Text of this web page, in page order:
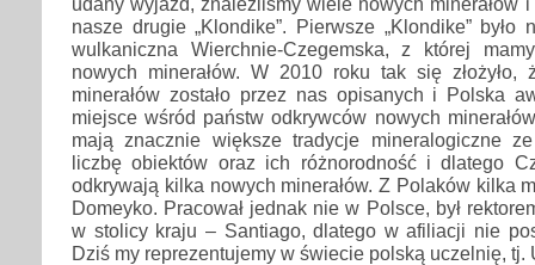
nasze drugie „Klondike”. Pierwsze „Klondike”
wulkaniczna Wierchnie-Czegemska, z której
nowych minerałów. W 2010 roku tak się
minerałów zostało przez nas opisanych i Polska
miejsce wśród państw odkrywców nowych
mają znacznie większe tradycje mineralogiczne
liczbę obiektów oraz ich różnorodność i dlatego
odkrywają kilka nowych minerałów. Z Polaków kilka
Domeyko. Pracował jednak nie w Polsce, był
w stolicy kraju – Santiago, dlatego w afiliacji nie
Dziś my reprezentujemy w świecie polską uczelnię, tj.